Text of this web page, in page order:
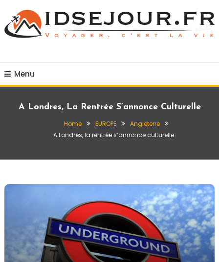
Content
Menu
A Londres, La Rentrée S’annonce Culturelle
Home EUROPE
Angleterre
A Londres, la rentrée s’annonce culturelle